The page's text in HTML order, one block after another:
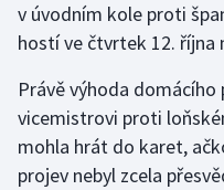
Lezení
Moderní pětiboj
Motorsport
v úvodním kole proti
hostí ve čtvrtek 12. října
Právě výhoda
vicemistrovi proti
mohla hrát do karet,
projev nebyl zcela